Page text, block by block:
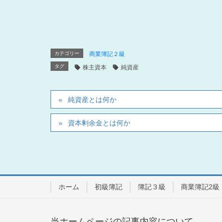
カテゴリー 商業簿記２級
タグ 株主資本 純資産
純資産とは何か
資本剰余金とは何か
ホーム 初級簿記 簿記３級 商業簿記2級